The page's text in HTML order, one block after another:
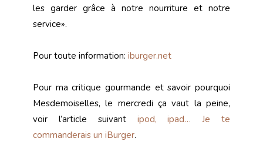
les garder grâce à notre nourriture et notre
service».
Pour toute information: iburger.net
Pour ma critique gourmande et savoir pourquoi
Mesdemoiselles, le mercredi ça vaut la peine,
voir l’article suivant ipod, ipad… Je te
commanderais un iBurger.